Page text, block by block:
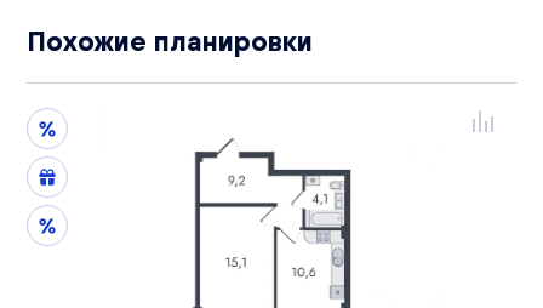
Похожие планировки